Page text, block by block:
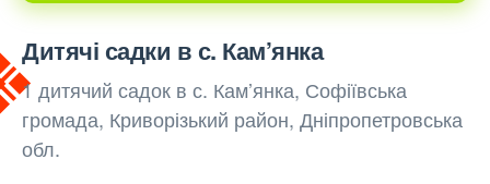
Дитячі садки в с. Кам’янка
1 дитячий садок в с. Кам’янка, Софіївська
громада, Криворізький район, Дніпропетровська
обл.